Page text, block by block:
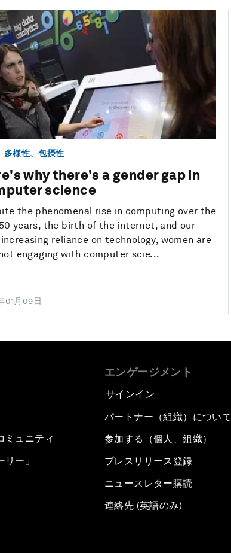
多様性、包摂性
why there's a gender gap in
science
the phenomenal rise in computing over the
years, the birth of the internet, and our
reliance on technology, women are
engaging with computer scie...
01月09日
ミュニティ
リー」
エンゲージメント
サインイン
パートナー（組織）について
参加する（個人、組織）
プレスリリース登録
ニュースレター購読
連絡先 (英語のみ)